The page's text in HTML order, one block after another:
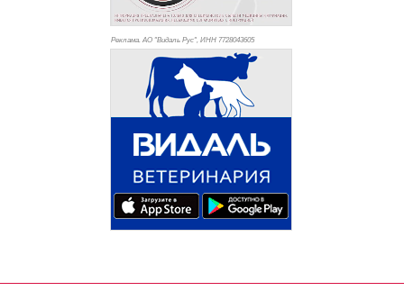
Реклама. АО "Видаль Рус", ИНН 7728043605